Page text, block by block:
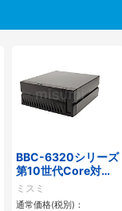
BBC-6320シリーズ
第10世代Core対応
小型フロアマウント
FAPC 2PCI・2PCIe
ミスミ
通常価格(税別)：